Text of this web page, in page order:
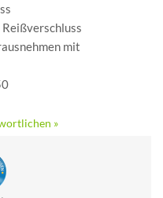
mit
»